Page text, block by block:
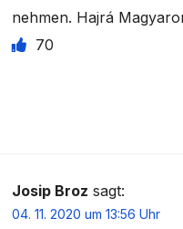
nehmen. Hajrá
70
Josip Broz sagt:
04. 11. 2020 um 13:56 Uhr